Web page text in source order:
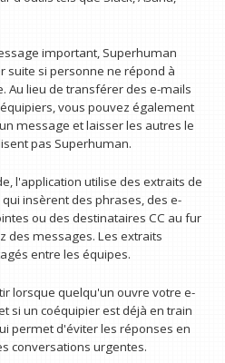
important, Superhuman
suite si personne ne répond à
Au lieu de transférer des e-mails
vous pouvez également
message et laisser les autres le
pas Superhuman.
l'application utilise des extraits de
insèrent des phrases, des e-
ou des destinataires CC au fur
des messages. Les extraits
entre les équipes.
lorsque quelqu'un ouvre votre e-
si un coéquipier est déjà en train
permet d'éviter les réponses en
conversations urgentes.